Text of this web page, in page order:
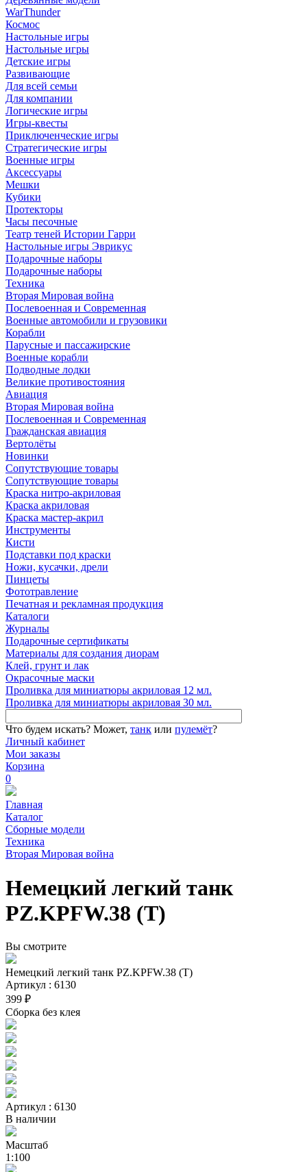
WarThunder
Космос
Настольные игры
Настольные игры
Детские игры
Развивающие
Для всей семьи
Для компании
Логические игры
Игры-квесты
Приключенческие игры
Стратегические игры
Военные игры
Аксессуары
Мешки
Кубики
Протекторы
Часы песочные
Театр теней Истории Гарри
Настольные игры Эврикус
Подарочные наборы
Подарочные наборы
Техника
Вторая Мировая война
Послевоенная и Современная
Военные автомобили и грузовики
Корабли
Парусные и пассажирские
Военные корабли
Подводные лодки
Великие противостояния
Авиация
Вторая Мировая война
Послевоенная и Современная
Гражданская авиация
Вертолёты
Новинки
Сопутствующие товары
Сопутствующие товары
Краска нитро-акриловая
Краска акриловая
Краска мастер-акрил
Инструменты
Кисти
Подставки под краски
Ножи, кусачки, дрели
Пинцеты
Фототравление
Печатная и рекламная продукция
Каталоги
Журналы
Подарочные сертификаты
Материалы для создания диорам
Клей, грунт и лак
Окрасочные маски
Проливка для миниатюры акриловая 12 мл.
Проливка для миниатюры акриловая 30 мл.
Что будем искать? Может, танк или пулемёт?
Личный кабинет
Мои заказы
Корзина
0
Главная
Каталог
Сборные модели
Техника
Вторая Мировая война
Немецкий легкий танк
PZ.KPFW.38 (T)
Вы смотрите
Немецкий легкий танк PZ.KPFW.38 (T)
Артикул : 6130
399 ₽
Сборка без клея
Артикул : 6130
В наличии
Масштаб
1:100